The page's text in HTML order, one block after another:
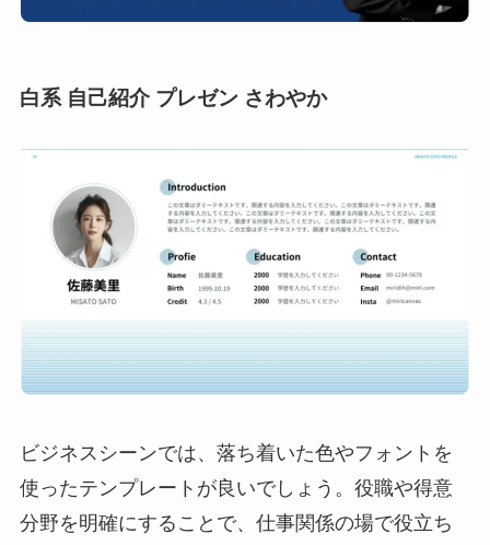
白系 自己紹介 プレゼン さわやか
ビジネスシーンでは、落ち着いた色やフォントを
使ったテンプレートが良いでしょう。役職や得意
分野を明確にすることで、仕事関係の場で役立ち